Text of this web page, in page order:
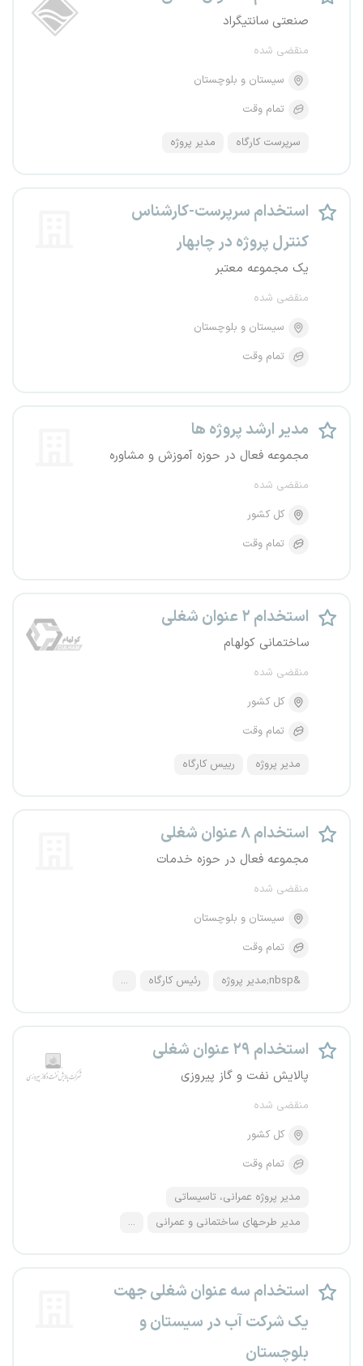
صنعتی سانتیگراد
منقضی شده
سیستان و بلوچستان
تمام وقت
سرپرست کارگاه مدیر پروژه
استخدام سرپرست-کارشناس
کنترل پروژه در چابهار
یک مجموعه معتبر
منقضی شده
سیستان و بلوچستان
تمام وقت
مدیر ارشد پروژه ‏ها
مجموعه فعال در حوزه آموزش و مشاوره
منقضی شده
کل کشور
تمام وقت
استخدام ۲ عنوان شغلی
ساختمانی کولهام
منقضی شده
کل کشور
تمام وقت
مدیر پروژه رییس کارگاه
استخدام ۸ عنوان شغلی
مجموعه فعال در حوزه خدمات
منقضی شده
سیستان و بلوچستان
تمام وقت
&nbsp;مدیر پروژه رئیس کارگاه ...
استخدام ۲۹ عنوان شغلی
پالایش نفت و گاز پیروزی
منقضی شده
کل کشور
تمام وقت
مدیر پروژه عمرانی، تاسیساتی
مدیر طرحهای ساختمانی و عمرانی
...
استخدام سه عنوان شغلی جهت
یک شرکت آب در سیستان و
بلوچستان